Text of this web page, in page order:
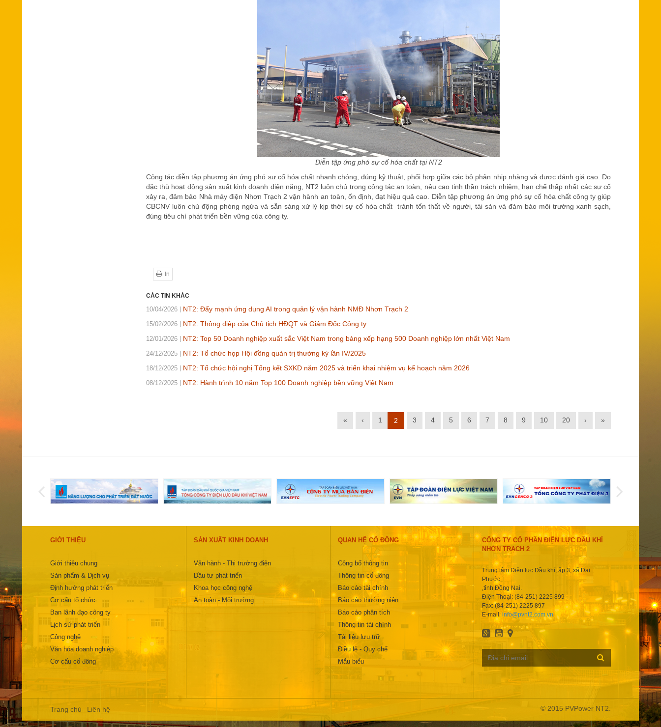
Diễn tập ứng phó sự cố hóa chất tại NT2
Công tác diễn tập phương án ứng phó sự cố hóa chất nhanh chóng, đúng kỹ thuật, phối hợp giữa các bộ phận nhịp nhàng và được đánh giá cao. Do
đặc thù hoạt động sản xuất kinh doanh điện năng, NT2 luôn chú trọng công tác an toàn, nêu cao tinh thần trách nhiệm, hạn chế thấp nhất các sự cố
xảy ra, đảm bảo Nhà máy điện Nhơn Trạch 2 vận hành an toàn, ổn định, đạt hiệu quả cao. Diễn tập phương án ứng phó sự cố hóa chất công ty giúp
CBCNV luôn chủ động phòng ngừa và sẵn sàng xử lý kịp thời sự cố hóa chất tránh tổn thất về người, tài sản và đảm bảo môi trường xanh sạch,
đúng tiêu chí phát triển bền vững của công ty.
In
CÁC TIN KHÁC
10/04/2026 NT2: Đẩy mạnh ứng dụng AI trong quản lý vận hành NMĐ Nhơn Trạch 2
15/02/2026 NT2: Thông điệp của Chủ tịch HĐQT và Giám Đốc Công ty
12/01/2026 NT2: Top 50 Doanh nghiệp xuất sắc Việt Nam trong bảng xếp hạng 500 Doanh nghiệp lớn nhất Việt Nam
24/12/2025 NT2: Tổ chức họp Hội đồng quản trị thường kỳ lần IV/2025
18/12/2025 NT2: Tổ chức hội nghị Tổng kết SXKD năm 2025 và triển khai nhiệm vụ kế hoạch năm 2026
08/12/2025 NT2: Hành trình 10 năm Top 100 Doanh nghiệp bền vững Việt Nam
« ‹ 1 2 3 4 5 6 7 8 9 10 20 › »
GIỚI THIỆU
Giới thiệu chung
Sản phẩm & Dịch vụ
Định hướng phát triển
Cơ cấu tổ chức
Ban lãnh đạo công ty
Lịch sử phát triển
Công nghệ
Văn hóa doanh nghiệp
Cơ cấu cổ đông
SẢN XUẤT KINH DOANH
Vận hành - Thị trường điện
Đầu tư phát triển
Khoa học công nghệ
An toàn - Môi trường
QUAN HỆ CỔ ĐÔNG
Công bố thông tin
Thông tin cổ đông
Báo cáo tài chính
Báo cáo thường niên
Báo cáo phân tích
Thông tin tài chính
Tài liệu lưu trữ
Điều lệ - Quy chế
Mẫu biểu
CÔNG TY CỔ PHẦN ĐIỆN LỰC DẦU KHÍ
NHƠN TRẠCH 2
Trung tâm Điện lực Dầu khí, ấp 3, xã Đại
Phước,
,tỉnh Đồng Nai.
Điện Thoại: (84-251) 2225 899
Fax: (84-251) 2225 897
E-mail: info@pvnt2.com.vn
Trang chủ Liên hệ © 2015 PVPower NT2.